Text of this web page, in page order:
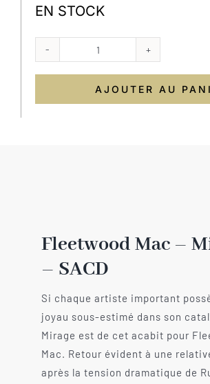
EN STOCK
quantité
de
Fleetwood
AJOUTER AU
Fleetwood Mac –
– SACD
Si chaque artiste important
joyau sous-estimé dans son
Mirage est de cet acabit pour
Mac. Retour évident à une
après la tension dramatique de